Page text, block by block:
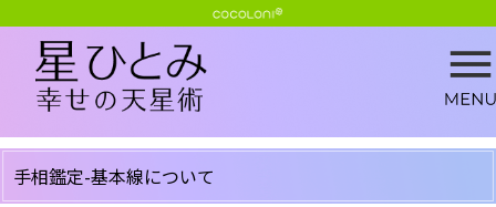
手相鑑定-基本線について